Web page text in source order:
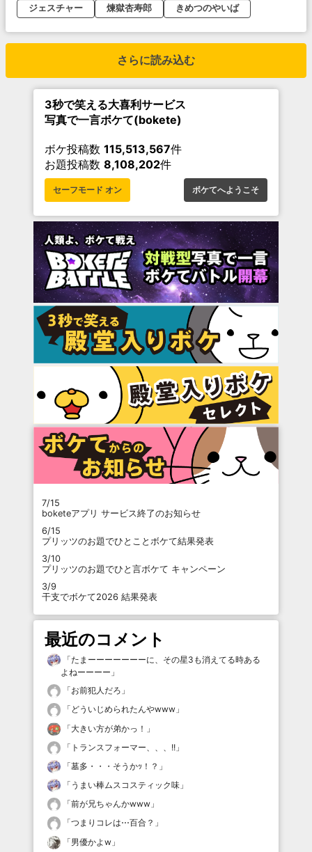
ジェスチャー
煉獄杏寿郎 きめつのやいば
さらに読み込む
3秒で笑える大喜利サービス
写真で一言ボケて(bokete)
ボケ投稿数 115,513,567件
お題投稿数 8,108,202件
セーフモード オン ボケてへようこそ
7/15
boketeアプリ サービス終了のお知らせ
6/15
プリッツのお題でひとことボケて結果発表
3/10
プリッツのお題でひと言ボケて キャンペーン
3/9
干支でボケて2026 結果発表
最近のコメント
「たまーーーーーーーに、その星3も消えてる時ある
よねーーーー 」
「お前犯人だろ 」
「 どういじめられたんやwww 」
「大きい方が弟かっ！ 」
「 トランスフォーマー、、、!! 」
「墓多・・・そうかｯ！？ 」
「 うまい棒ムスコスティック味 」
「前が兄ちゃんかwww 」
「つまりコレは⋯百合？ 」
「男優かよw 」